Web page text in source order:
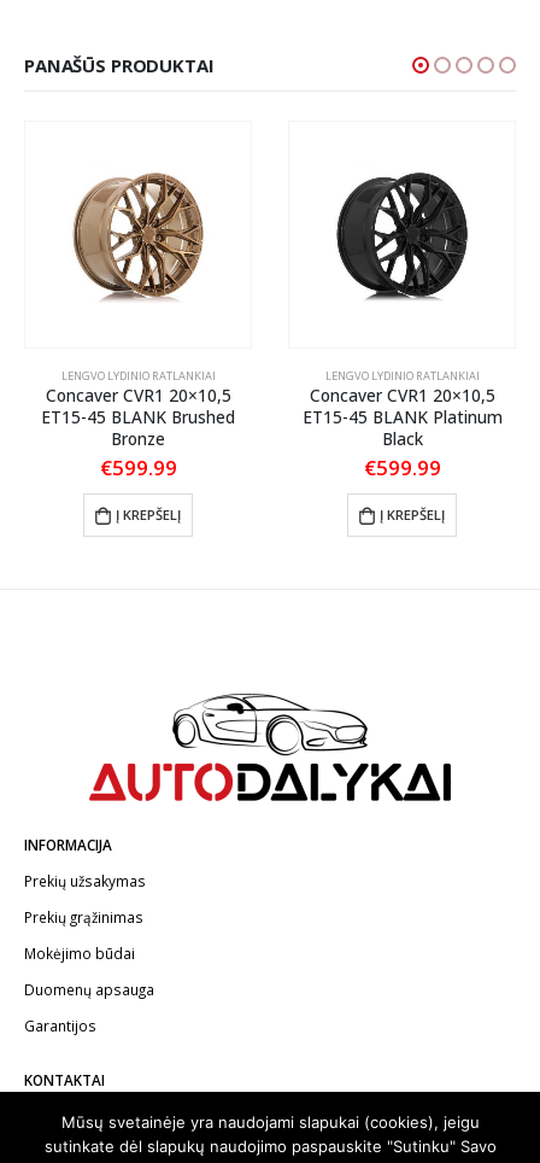
PANAŠŪS PRODUKTAI
LENGVO LYDINIO RATLANKIAI
Concaver CVR1 20×10,5
ET15-45 BLANK Brushed
Bronze
€599.99
Į KREPŠELĮ
LENGVO LYDINIO RATLANKIAI
Concaver CVR1 20×10,5
ET15-45 BLANK Platinum
Black
€599.99
Į KREPŠELĮ
INFORMACIJA
Prekių užsakymas
Prekių grąžinimas
Mokėjimo būdai
Duomenų apsauga
Garantijos
KONTAKTAI
Telefonas:+370 602 62622
El.paštas: info@autodalykai.lt
Mūsų svetainėje yra naudojami slapukai (cookies), jeigu
sutinkate dėl slapukų naudojimo paspauskite "Sutinku" Savo